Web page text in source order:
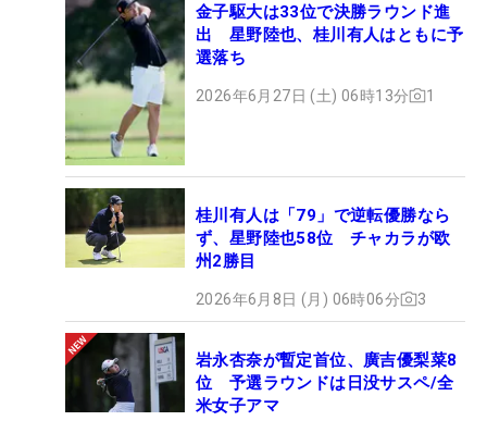
金子駆大は33位で決勝ラウンド進
出 星野陸也、桂川有人はともに予
選落ち
2026年6月27日 (土) 06時13分 1
桂川有人は「79」で逆転優勝なら
ず、星野陸也58位 チャカラが欧
州2勝目
2026年6月8日 (月) 06時06分 3
岩永杏奈が暫定首位、廣吉優梨菜8
位 予選ラウンドは日没サスペ/全
米女子アマ